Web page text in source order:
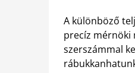
A különböző
precíz mérnöki
szerszámmal